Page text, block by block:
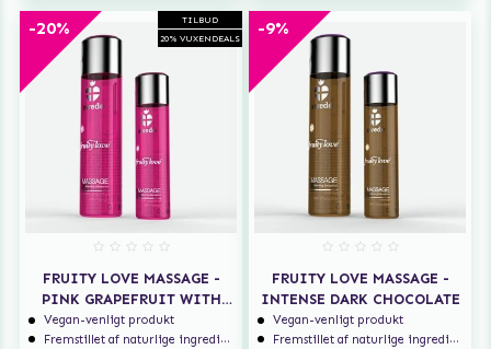
TILBUD
20% VUXENDEALS
-20%
FRUITY LOVE MASSAGE -
PINK GRAPEFRUIT WITH
MANGO
Vegan-venligt produkt
Fremstillet af naturlige ingredienser
-9%
FRUITY LOVE MASSAGE -
INTENSE DARK CHOCOLATE
Vegan-venligt produkt
Fremstillet af naturlige ingredienser